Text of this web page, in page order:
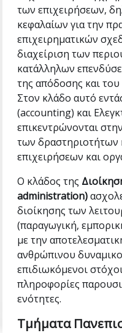
των επιχειρήσεων,
κεφαλαίων για την
επιχειρηματικών
διαχείριση των
κατάλληλων
της απόδοσης και
Στον κλάδο αυτό
(accounting) και
επικεντρώνονται
των δραστηριοτήτων
επιχειρήσεων και
Ο κλάδος της
administration)
διοίκησης των
(παραγωγική,
με την
ανθρώπινου
επιδιωκόμενοι
πληροφορίες
ενότητες.
Τμήματα